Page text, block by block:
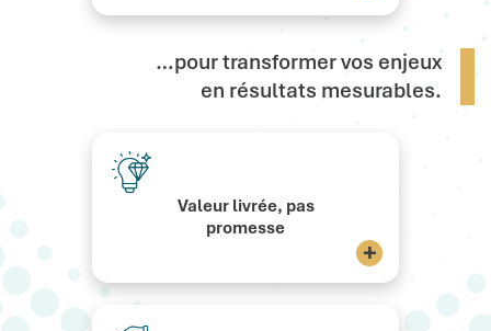
…pour transformer vos enjeux
en résultats mesurables.
Valeur livrée, pas
promesse
+